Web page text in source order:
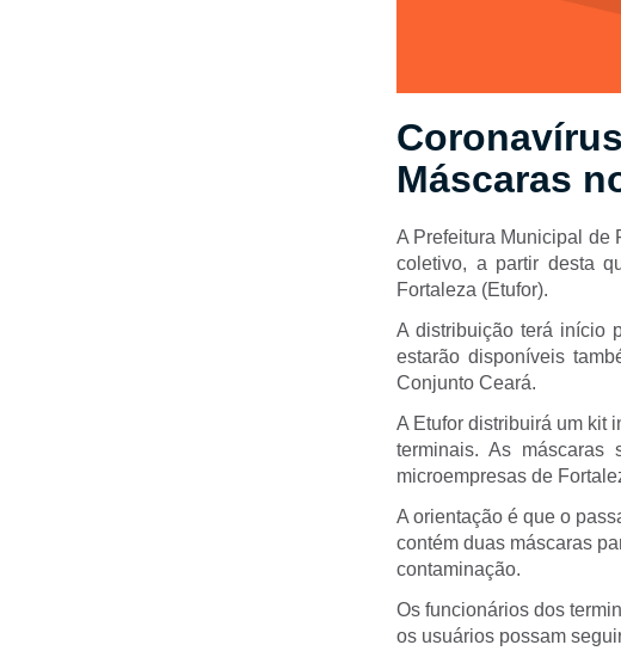
Máscaras
A Prefeitura Municipal de
coletivo, a partir desta
Fortaleza (Etufor).
A distribuição terá início
estarão disponíveis
Conjunto Ceará.
A Etufor distribuirá um kit
terminais. As máscaras
microempresas de
A orientação é que o
contém duas máscaras
contaminação.
Os funcionários dos
os usuários possam